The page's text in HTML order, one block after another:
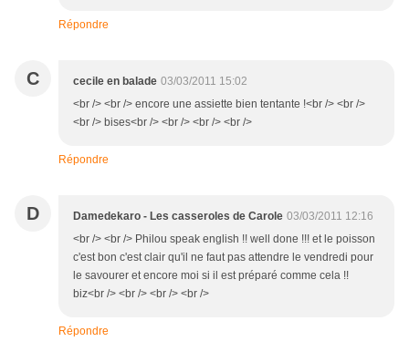
Répondre
C cecile en balade 03/03/2011 15:02
<br /> <br /> encore une assiette bien tentante !<br /> <br />
<br /> bises<br /> <br /> <br /> <br />
Répondre
D Damedekaro - Les casseroles de Carole 03/03/2011 12:16
<br /> <br /> Philou speak english !! well done !!! et le poisson
c'est bon c'est clair qu'il ne faut pas attendre le vendredi pour
le savourer et encore moi si il est préparé comme cela !!
biz<br /> <br /> <br /> <br />
Répondre